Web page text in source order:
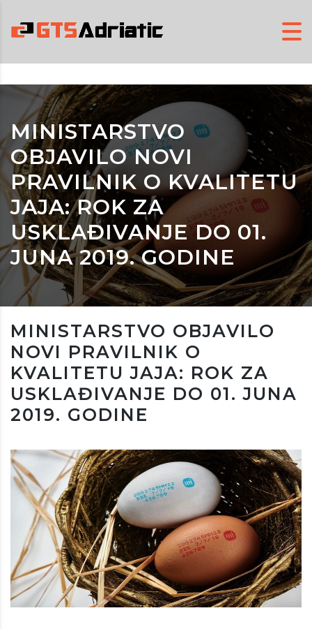
MINISTARSTVO
OBJAVILO NOVI
PRAVILNIK O KVALITETU
JAJA: ROK ZA
USKLAĐIVANJE DO 01.
JUNA 2019. GODINE
MINISTARSTVO OBJAVILO
NOVI PRAVILNIK O
KVALITETU JAJA: ROK ZA
USKLAĐIVANJE DO 01. JUNA
2019. GODINE